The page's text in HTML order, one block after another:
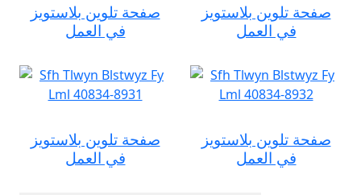
صفحة تلوين بلاستويز
في العمل
صفحة تلوين بلاستويز
في العمل
صفحة تلوين بلاستويز
في العمل
صفحة تلوين بلاستويز
في العمل